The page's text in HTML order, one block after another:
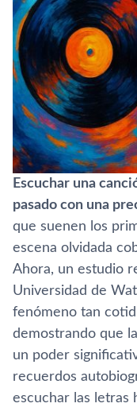
Escuchar una
pasado con una
que suenen los
escena olvidada
Ahora, un estudio
Universidad de
fenómeno tan
demostrando que
un poder
recuerdos
escuchar las letras